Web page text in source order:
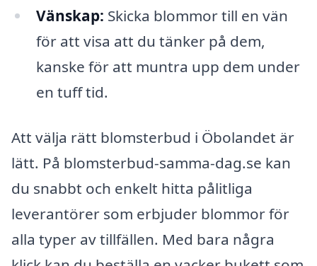
Vänskap: Skicka blommor till en vän
för att visa att du tänker på dem,
kanske för att muntra upp dem under
en tuff tid.
Att välja rätt blomsterbud i Öbolandet är
lätt. På blomsterbud-samma-dag.se kan
du snabbt och enkelt hitta pålitliga
leverantörer som erbjuder blommor för
alla typer av tillfällen. Med bara några